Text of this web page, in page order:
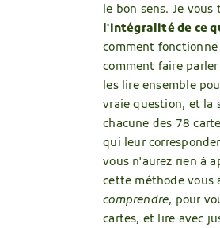
le bon sens. Je vous
l'intégralité de ce
comment
comment faire
les lire ensemble
vraie question, et la
chacune des 78
qui leur
vous n'aurez rien à
cette méthode vous
comprendre, pour
cartes, et lire avec